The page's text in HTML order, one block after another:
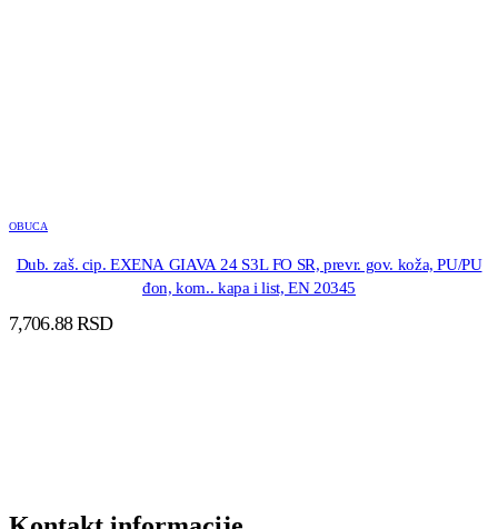
OBUCA
Dub. zaš. cip. EXENA GIAVA 24 S3L FO SR, prevr. gov. koža, PU/PU
đon, kom.. kapa i list, EN 20345
7,706.88RSD